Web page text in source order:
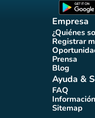
Empresa
¿Quiénes
Registrar
Prensa(nueva
Blog(nueva
Ayuda &
FAQ(nueva
Sitemap
(nueva